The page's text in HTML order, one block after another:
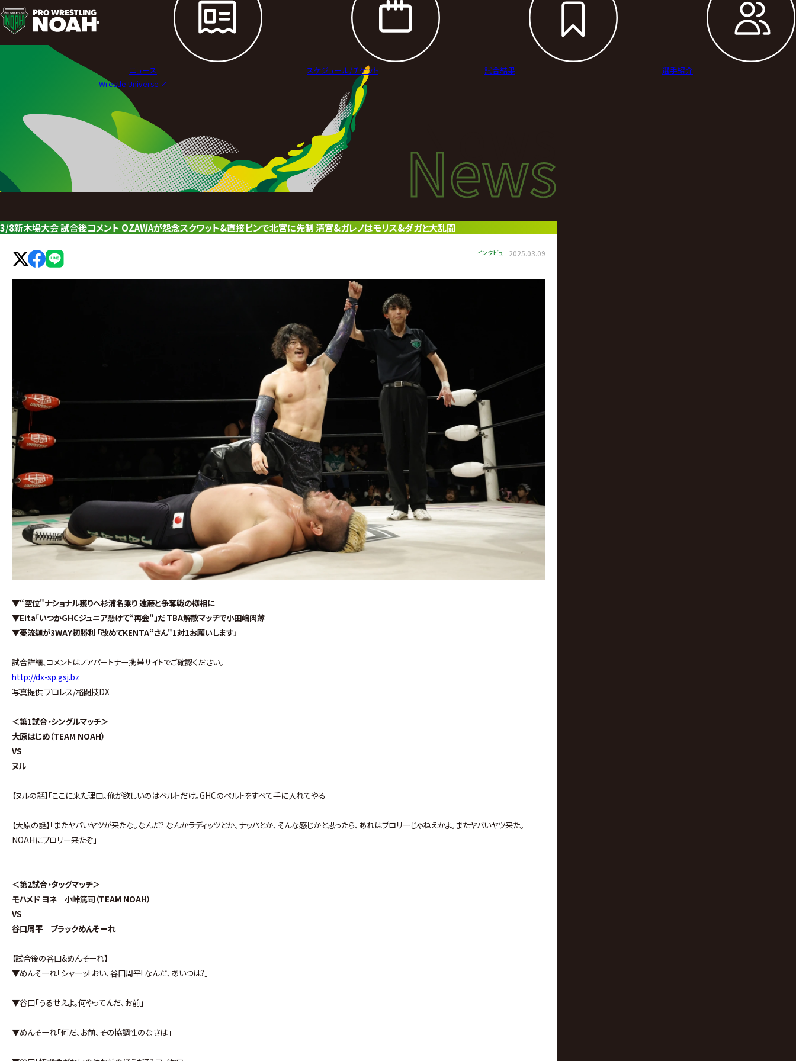
ニ
ュ
レ
ス
リ
グ・
サ
イ
ト
ニュース スケジュール/チケット 試合結果
選手紹介
Wrestle Universe ↗︎
Newsニュース
News
3/8新木場大会 試合後コメント OZAWAが怨念スクワット&直接ピンで北宮に先制 清宮&ガレノはモリス&ダガと大乱闘
インタビュー2025.03.09
▼“空位"ナショナル獲りへ杉浦名乗り 遠藤と争奪戦の様相に
▼Eita「いつかGHCジュニア懸けて“再会"」だ TBA解散マッチで小田嶋肉薄
▼憂流迦が3WAY初勝利 「改めてKENTA“さん"1対1お願いします」
試合詳細、コメントはノアパートナー携帯サイトでご確認ください。
http://dx-sp.gsj.bz
写真提供 プロレス/格闘技DX
＜第1試合・シングルマッチ＞
大原はじめ（TEAM NOAH）
VS
ヌル
【ヌルの話】｢ここに来た理由｡俺が欲しいのはベルトだけ｡GHCのベルトをすべて手に入れてやる｣
【大原の話】｢またヤバいヤツが来たな｡なんだ? なんかラディッツとか､ナッパとか､そんな感じかと思ったら､あれはブロリーじゃねえかよ｡またヤバいヤツ来た｡
NOAHにブロリー来たぞ｣
＜第2試合・タッグマッチ＞
モハメド ヨネ 小峠篤司（TEAM NOAH）
VS
谷口周平 ブラックめんそーれ
【試合後の谷口&めんそーれ】
▼めんそーれ｢シャーッ! おい､谷口周平! なんだ､あいつは?｣
▼谷口｢うるせえよ｡何やってんだ､お前｣
▼めんそーれ｢何だ､お前､その協調性のなさは｣